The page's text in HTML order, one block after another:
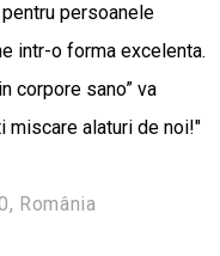
persoanele
intr-o forma excelenta.
corpore sano” va
miscare alaturi de noi!"
România